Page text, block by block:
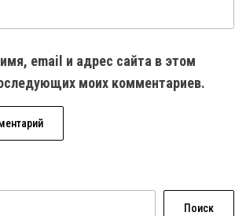
email и адрес сайта в этом
моих комментариев.
Поиск